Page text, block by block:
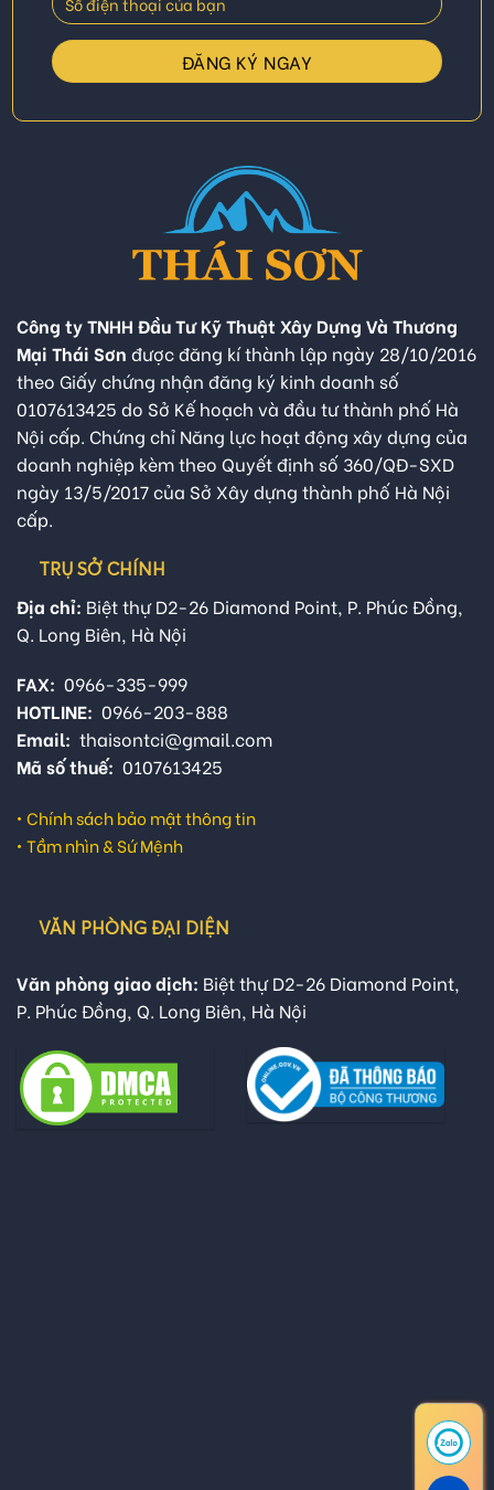
Công ty TNHH Đầu Tư Kỹ Thuật Xây Dựng Và Thương
Mại Thái Sơn được đăng kí thành lập ngày 28/10/2016
theo Giấy chứng nhận đăng ký kinh doanh số
0107613425 do Sở Kế hoạch và đầu tư thành phố Hà
Nội cấp. Chứng chỉ Năng lực hoạt động xây dựng của
doanh nghiệp kèm theo Quyết định số 360/QĐ-SXD
ngày 13/5/2017 của Sở Xây dựng thành phố Hà Nội
cấp.
TRỤ SỞ CHÍNH
Địa chỉ: Biệt thự D2-26 Diamond Point, P. Phúc Đồng,
Q. Long Biên, Hà Nội
FAX: 0966-335-999
HOTLINE: 0966-203-888
Email: thaisontci@gmail.com
Mã số thuế: 0107613425
• Chính sách bảo mật thông tin
• Tầm nhìn & Sứ Mệnh
VĂN PHÒNG ĐẠI DIỆN
Văn phòng giao dịch: Biệt thự D2-26 Diamond Point,
P. Phúc Đồng, Q. Long Biên, Hà Nội